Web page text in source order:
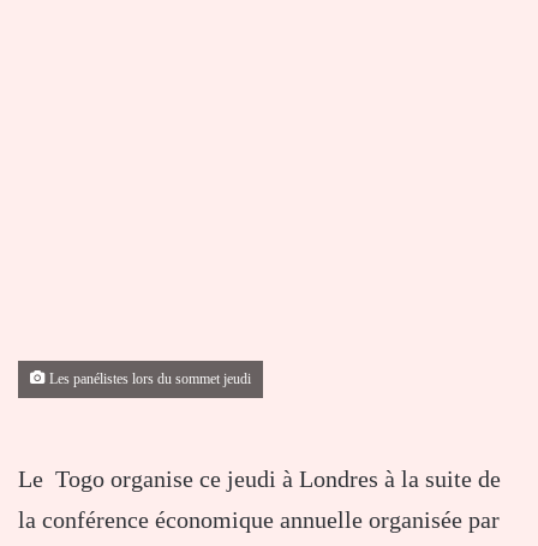
Les panélistes lors du sommet jeudi
Le Togo organise ce jeudi à Londres à la suite de
la conférence économique annuelle organisée par